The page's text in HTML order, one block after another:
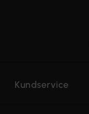
Kundservice